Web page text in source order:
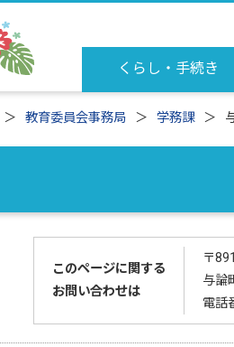
くらし・手続き
教育委員会事務局 学務課
このページに関する
お問い合わせは
〒
与論
電話